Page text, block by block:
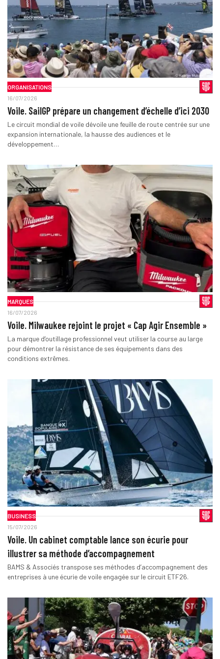
ORGANISATIONS
16/07/2026
Voile. SailGP prépare un changement d’échelle d’ici 2030
Le circuit mondial de voile dévoile une feuille de route centrée sur une
expansion internationale, la hausse des audiences et le
développement…
MARQUES
16/07/2026
Voile. Milwaukee rejoint le projet « Cap Agir Ensemble »
La marque d’outillage professionnel veut utiliser la course au large
pour démontrer la résistance de ses équipements dans des
conditions extrêmes.
BUSINESS
15/07/2026
Voile. Un cabinet comptable lance son écurie pour
illustrer sa méthode d’accompagnement
BAMS & Associés transpose ses méthodes d’accompagnement des
entreprises à une écurie de voile engagée sur le circuit ETF26.